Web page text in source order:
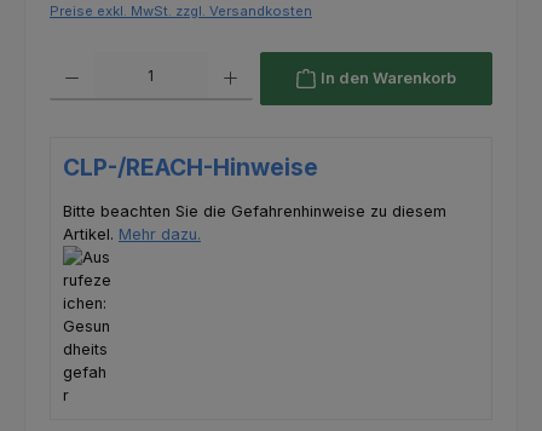
Preise exkl. MwSt. zzgl. Versandkosten
In den Warenkorb
CLP-/REACH-Hinweise
Bitte beachten Sie die Gefahrenhinweise zu diesem
Artikel. Mehr dazu.